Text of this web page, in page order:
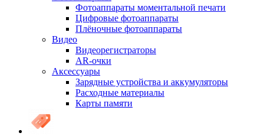
Фотоаппараты моментальной печати
Цифровые фотоаппараты
Плёночные фотоаппараты
Видео
Видеорегистраторы
AR-очки
Аксессуары
Зарядные устройства и аккумуляторы
Расходные материалы
Карты памяти